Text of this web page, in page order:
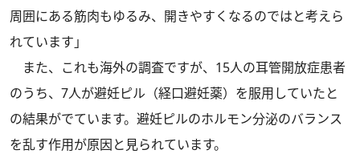
周囲にある筋肉もゆるみ、開きやすくなるのではと考えら
れています」
また、これも海外の調査ですが、15人の耳管開放症患者
のうち、7人が避妊ピル（経口避妊薬）を服用していたと
の結果がでています。避妊ピルのホルモン分泌のバランス
を乱す作用が原因と見られています。